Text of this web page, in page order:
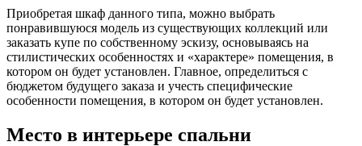
Приобретая шкаф данного типа, можно выбрать
понравившуюся модель из существующих коллекций или
заказать купе по собственному эскизу, основываясь на
стилистических особенностях и «характере» помещения, в
котором он будет установлен. Главное, определиться с
бюджетом будущего заказа и учесть специфические
особенности помещения, в котором он будет установлен.
Место в интерьере спальни